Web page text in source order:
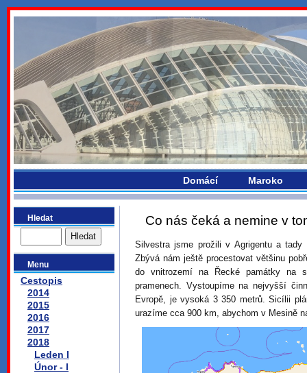
bydlikemevropou.com
Domácí Maroko
Hledat
Menu
Cestopis
2014
2015
2016
2017
2018
Leden I
Únor - I
Co nás čeká a nemine v
Silvestra jsme prožili v Agrigentu a
Zbývá nám ještě procestovat většinu
do vnitrozemí na Řecké památky na
pramenech. Vystoupíme na nejvyšší
Evropě, je vysoká 3 350 metrů. Sicílii
urazíme cca 900 km, abychom v Mesině